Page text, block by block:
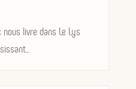
livre dans Le Lys